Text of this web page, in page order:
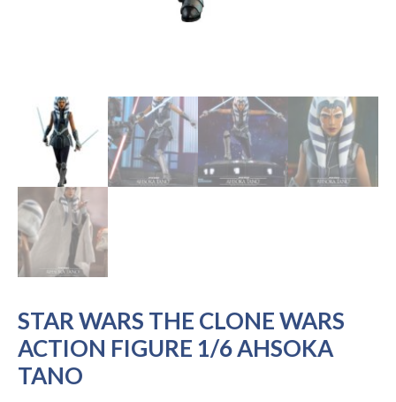
STAR WARS THE CLONE WARS
ACTION FIGURE 1/6 AHSOKA
TANO